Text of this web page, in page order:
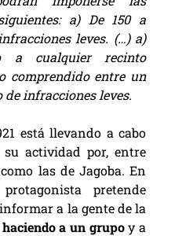
a) De 150 a
leves. (…) a)
a cualquier recinto
comprendido entre un
de infracciones leves.
está llevando a cabo
actividad por, entre
las de Jagoba. En
pretende
a la gente de la
a un grupoy a